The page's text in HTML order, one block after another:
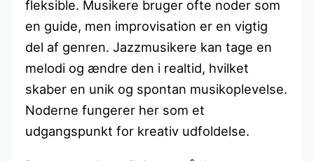
fleksible. Musikere bruger ofte noder som
en guide, men improvisation er en vigtig
del af genren. Jazzmusikere kan tage en
melodi og ændre den i realtid, hvilket
skaber en unik og spontan musikoplevelse.
Noderne fungerer her som et
udgangspunkt for kreativ udfoldelse.